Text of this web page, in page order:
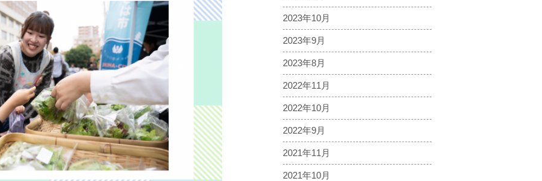
2023年10月
2023年9月
2023年8月
2022年11月
2022年10月
2022年9月
2021年11月
2021年10月